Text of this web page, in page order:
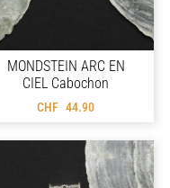
MONDSTEIN ARC EN
CIEL Cabochon
CHF 44.90